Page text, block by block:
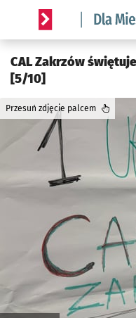
Serwis informacyjny
CAL Zakrzów
[5/10]
Przesuń zdjęcie palcem